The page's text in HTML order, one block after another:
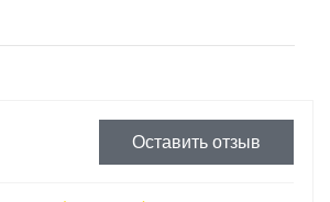
Оставить отзыв